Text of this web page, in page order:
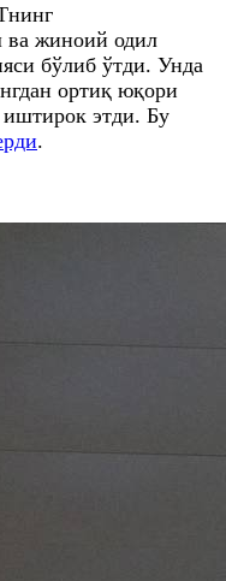
жиноий одил
бўлиб ўтди. Унда
ортиқ юқори
иштирок этди. Бу
.